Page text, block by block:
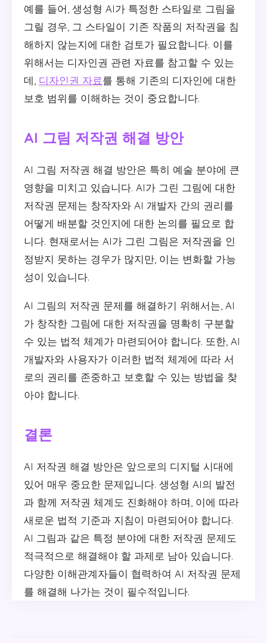
예를 들어, 생성형 AI가 특정한 스타일로 그림을
그릴 경우, 그 스타일이 기존 작품의 저작권을 침
해하지 않는지에 대한 검토가 필요합니다. 이를
위해서는 디자인권 관련 자료를 참고할 수 있는
데, 디자인권 자료를 통해 기존의 디자인에 대한
보호 범위를 이해하는 것이 중요합니다.
AI 그림 저작권 해결 방안
AI 그림 저작권 해결 방안은 특히 예술 분야에 큰
영향을 미치고 있습니다. AI가 그린 그림에 대한
저작권 문제는 창작자와 AI 개발자 간의 권리를
어떻게 배분할 것인지에 대한 논의를 필요로 합
니다. 현재로서는 AI가 그린 그림은 저작권을 인
정받지 못하는 경우가 많지만, 이는 변화할 가능
성이 있습니다.
AI 그림의 저작권 문제를 해결하기 위해서는, AI
가 창작한 그림에 대한 저작권을 명확히 구분할
수 있는 법적 체계가 마련되어야 합니다. 또한, AI
개발자와 사용자가 이러한 법적 체계에 따라 서
로의 권리를 존중하고 보호할 수 있는 방법을 찾
아야 합니다.
결론
AI 저작권 해결 방안은 앞으로의 디지털 시대에
있어 매우 중요한 문제입니다. 생성형 AI의 발전
과 함께 저작권 체계도 진화해야 하며, 이에 따라
새로운 법적 기준과 지침이 마련되어야 합니다.
AI 그림과 같은 특정 분야에 대한 저작권 문제도
적극적으로 해결해야 할 과제로 남아 있습니다.
다양한 이해관계자들이 협력하여 AI 저작권 문제
를 해결해 나가는 것이 필수적입니다.